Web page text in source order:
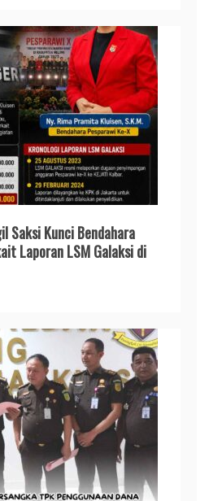
Saksi Kunci Bendahara
Laporan LSM Galaksi di